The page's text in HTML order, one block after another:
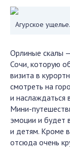
Агурское
Орлиные скалы
Сочи, которую
визита в
смотреть на
и наслаждаться
Мини-
эмоции и будет
и детям. Кроме
отсюда очень